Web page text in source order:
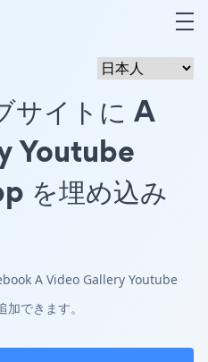
サイトに A
Youtube
を埋め込み
A Video Gallery Youtube
できます。